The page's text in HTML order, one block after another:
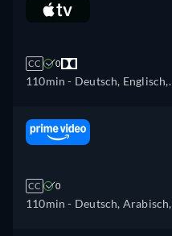
CC 0
110min - Deutsch, Englisch,
CC 0
110min - Deutsch, Arabisch,